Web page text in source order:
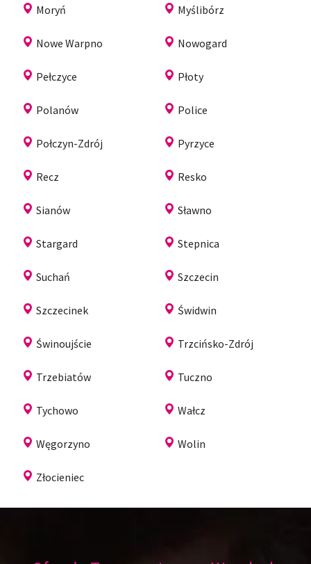
Moryń Myślibórz
Nowe Warpno Nowogard
Pełczyce Płoty
Polanów Police
Połczyn-Zdrój Pyrzyce
Recz Resko
Sianów Sławno
Stargard Stepnica
Suchań Szczecin
Szczecinek Świdwin
Świnoujście Trzcińsko-Zdrój
Trzebiatów Tuczno
Tychowo Wałcz
Węgorzyno Wolin
Złocieniec